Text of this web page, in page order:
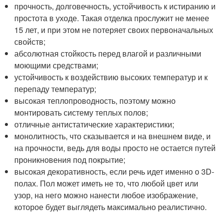
прочность, долговечность, устойчивость к истиранию и
простота в уходе. Такая отделка прослужит не менее
15 лет, и при этом не потеряет своих первоначальных
свойств;
абсолютная стойкость перед влагой и различными
моющими средствами;
устойчивость к воздействию высоких температур и к
перепаду температур;
высокая теплопроводность, поэтому можно
монтировать систему теплых полов;
отличные антистатические характеристики;
монолитность, что сказывается и на внешнем виде, и
на прочности, ведь для воды просто не остается путей
проникновения под покрытие;
высокая декоративность, если речь идет именно о 3D-
полах. Пол может иметь не то, что любой цвет или
узор, на него можно нанести любое изображение,
которое будет выглядеть максимально реалистично.